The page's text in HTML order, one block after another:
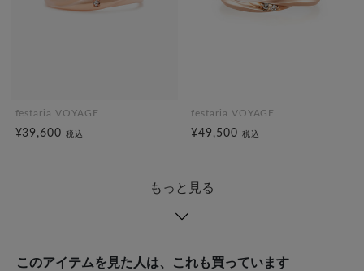
festaria VOYAGE
¥39,600税込
festaria VOYAGE
¥49,500 税込
もっと見る
このアイテムを見た人は、これも買っています